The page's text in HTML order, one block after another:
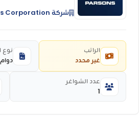
شركة Parsons Corporation
غير محدد
الراتب نوع
1
عدد الشواغر